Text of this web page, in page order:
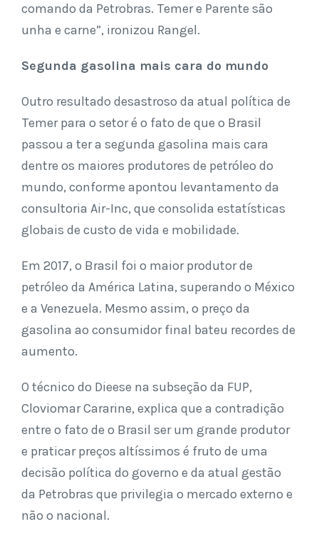
comando da Petrobras. Temer e Parente são
unha e carne”, ironizou Rangel.
Segunda gasolina mais cara do mundo
Outro resultado desastroso da atual política de
Temer para o setor é o fato de que o Brasil
passou a ter a segunda gasolina mais cara
dentre os maiores produtores de petróleo do
mundo, conforme apontou levantamento da
consultoria Air-Inc, que consolida estatísticas
globais de custo de vida e mobilidade.
Em 2017, o Brasil foi o maior produtor de
petróleo da América Latina, superando o México
e a Venezuela. Mesmo assim, o preço da
gasolina ao consumidor final bateu recordes de
aumento.
O técnico do Dieese na subseção da FUP,
Cloviomar Cararine, explica que a contradição
entre o fato de o Brasil ser um grande produtor
e praticar preços altíssimos é fruto de uma
decisão política do governo e da atual gestão
da Petrobras que privilegia o mercado externo e
não o nacional.